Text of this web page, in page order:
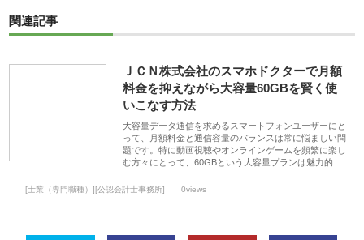
関連記事
ＪＣＮ株式会社のスマホドクターで月額
料金を抑えながら大容量60GBを賢く使
いこなす方法
大容量データ通信を求めるスマートフォンユーザーにと
って、月額料金と通信容量のバランスは常に悩ましい問
題です。特に動画視聴やオンラインゲームを頻繁に楽し
む方々にとって、60GBという大容量プランは魅力的…
[士業（専門職種）][公認会計士事務所] 0views